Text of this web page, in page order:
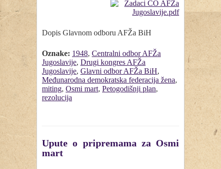
Dopis Glavnom odboru AFŽa BiH
Oznake: 1948, Centralni odbor AFŽa
Jugoslavije, Drugi kongres AFŽa
Jugoslavije, Glavni odbor AFŽa BiH,
Međunarodna demokratska federacija žena,
miting, Osmi mart, Petogodišnji plan,
rezolucija
Upute o pripremama za Osmi
mart